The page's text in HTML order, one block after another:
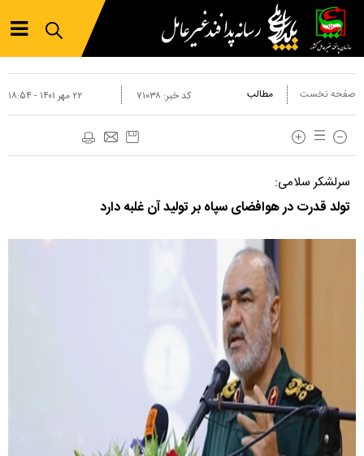
صفحه نخست مطالب ۲۲ مهر ۱۴۰۱ - ۱۸:۵۴ کد خبر: ۷۱۰۳۸
سرلشکر سلامی:
تولد قدرت در هوافضای سپاه بر تولید آن غلبه دارد